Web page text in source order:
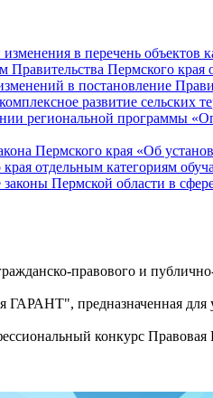
в перечень объектов
Пермского
в постановление
развитие сельских
региональной программы
Пермского края «Об
отдельным категориям
Пермской области в
правового и
предназначенная для
конкурс Правовая